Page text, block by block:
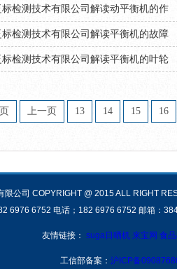
标检测技术有限公司解读动平衡机的作
标检测技术有限公司解读平衡机的故障
标检测技术有限公司解读平衡机的叶轮
上一页 13 14 15 16
限公司 COPYRIGHT @ 2015 ALL RIGHT
6976 6752 电话；182 6976 6752 邮箱：
友情链接： suga日晒机 来宝网 食品
工信部备案： 沪ICP备